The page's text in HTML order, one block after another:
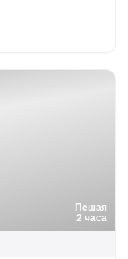
Пешая
2 часа